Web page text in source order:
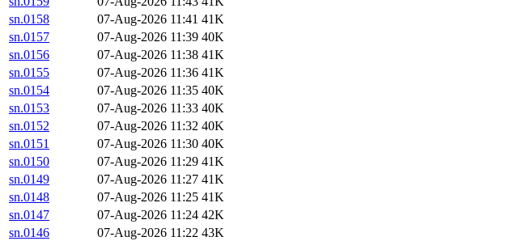
sn.0158
07-Aug-2026 11:41 41K
sn.0157
07-Aug-2026 11:39 40K
sn.0156
07-Aug-2026 11:38 41K
sn.0155
07-Aug-2026 11:36 41K
sn.0154
07-Aug-2026 11:35 40K
sn.0153
07-Aug-2026 11:33 40K
sn.0152
07-Aug-2026 11:32 40K
sn.0151
07-Aug-2026 11:30 40K
sn.0150
07-Aug-2026 11:29 41K
sn.0149
07-Aug-2026 11:27 41K
sn.0148
07-Aug-2026 11:25 41K
sn.0147
07-Aug-2026 11:24 42K
sn.0146
07-Aug-2026 11:22 43K